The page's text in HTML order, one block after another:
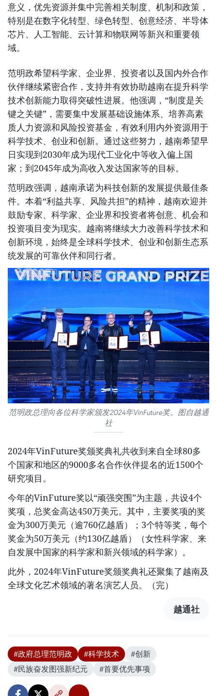
意义，优先资源并集中完善相关制度、机制和政策，
特别是在数字化转型、绿色转型、创意经济、半导体
芯片、人工智能、云计算和物联网等新兴和重要领
域。
范明政希望科学家、企业界、投资者以及国内外合作
伙伴继续紧密合作，支持并有效协助越南在提升科学
技术创新能力取得突破性进展。他强调，“制度是关
键之关键”，需要集中发展基础设施体系、培养高素
质人力资源和风险投资基金，有效利用内外资源用于
科学技术、创业和创新。通过这些努力，越南希望早
日实现到2030年成为现代工业化中等收入偏上国
家；到2045年成为高收入发达国家等的目标。
范明政强调，越南承诺为科技创新的发展提供最佳条
件。本着“利益共享、风险共担”的精神，越南欢迎并
鼓励专家、科学家、企业界和投资者将创意、机会和
投资项目变为现实。越南将继续大力改善科学技术和
创新环境，始终是全球科学技术、创业和创新生态系
统发展的可靠伙伴和同行者。
范明政总理向各位科学家颁发2024年VinFuture奖。图自越通
社
2024年VinFuture奖颁奖典礼共收到来自全球80多
个国家和地区的9000多名合作伙伴提名的近1500个
研究项目。
今年的VinFuture奖以“顽强突围”为主题，共设4个
奖项，总奖金高达450万美元。其中，主要奖项的奖
金为300万美元（逾760亿越盾）；3个特等奖，每个
奖金为50万美元（约130亿越盾）（女性科学家、来
自发展中国家的科学家和新兴领域的科学家）。
此外，2024年VinFuture奖颁奖典礼还聚集了越南及
全球文化艺术领域的著名演艺人员。（完）
越通社
#政府总理范明政 #科学技术
#创新
#民族奋发图强新纪元
#首要优先事项